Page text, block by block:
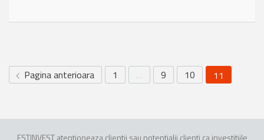
Pagina anterioara 1 … 9 10 11
ESTINVEST atentioneaza clientii sau potentialii clienti ca investitiile